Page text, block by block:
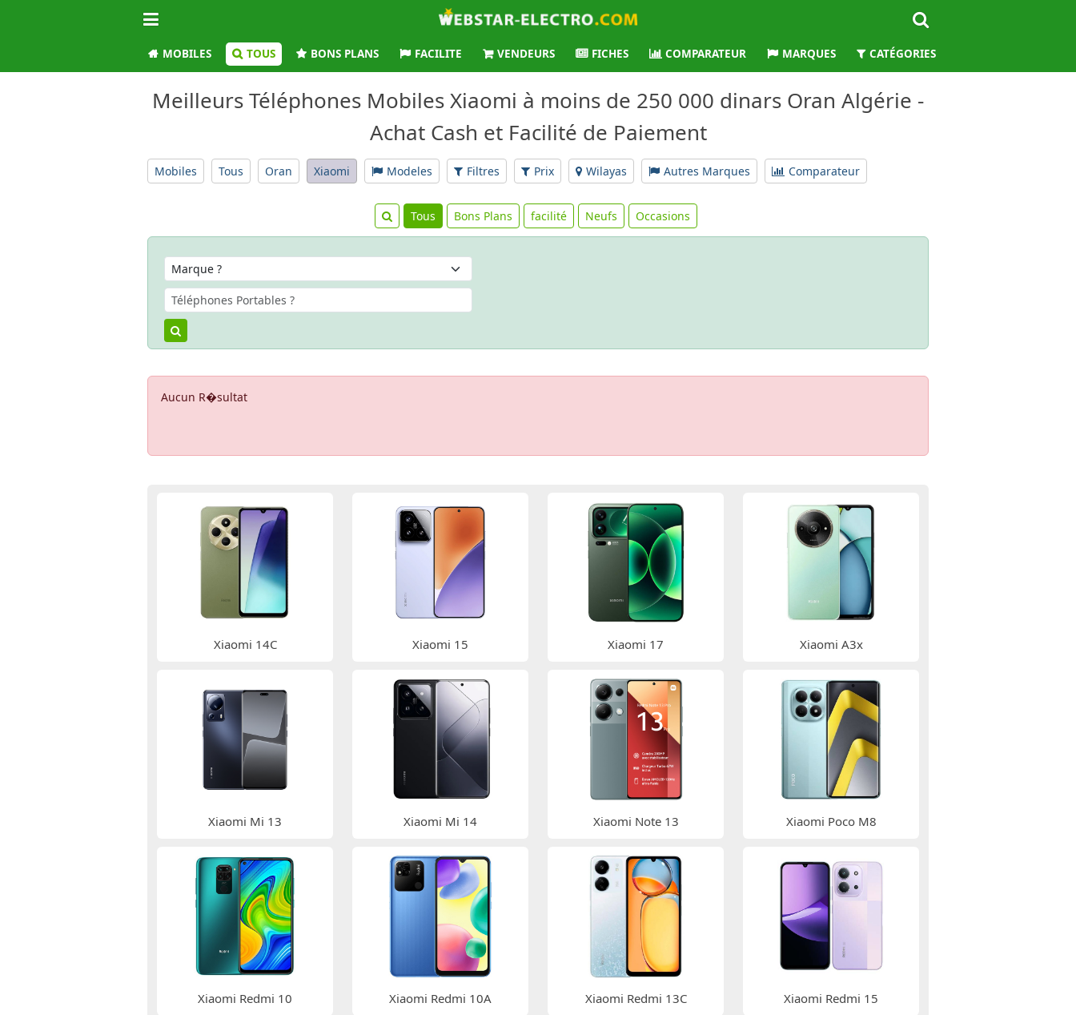
MOBILES TOUS BONS PLANS FACILITE VENDEURS FICHES COMPARATEUR MARQUES CATÉGORIES
Meilleurs Téléphones Mobiles Xiaomi à moins de 250 000 dinars Oran Algérie -
Achat Cash et Facilité de Paiement
Mobiles Tous Oran Xiaomi Modeles Filtres Prix Wilayas Autres Marques Comparateur
Tous Bons Plans facilité Neufs Occasions
Aucun R�sultat
Xiaomi 14C Xiaomi 15 Xiaomi 17 Xiaomi A3x
Xiaomi Mi 13 Xiaomi Mi 14 Xiaomi Note 13 Xiaomi Poco M8
Xiaomi Redmi 10 Xiaomi Redmi 10A Xiaomi Redmi 13C Xiaomi Redmi 15